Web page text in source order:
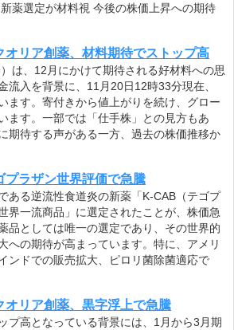
薬選定が材料視 今後の株価上昇への期待
オリア創薬、材料期待でストップ高
は、12月にかけて期待される好材料への思
流入を背景に、11月20日12時33分現在、
ます。寄付きから値上がりを続け、グロー
ます。一部では「仕手株」との見方もあ
期待する声がある一方、過去の株価推移か
プラザン世界評価で急騰
ある逆流性食道炎の新薬「K-CAB（テゴプ
界一流商品」に選定されたことが、株価急
品としては唯一の選定であり、その世界的
への期待が高まっています。特に、アメリ
ンドでの販売拡大、ピロリ菌除菌適応で
オリア創薬、黒字浮上で急騰
プ高となっている背景には、1月から3月期